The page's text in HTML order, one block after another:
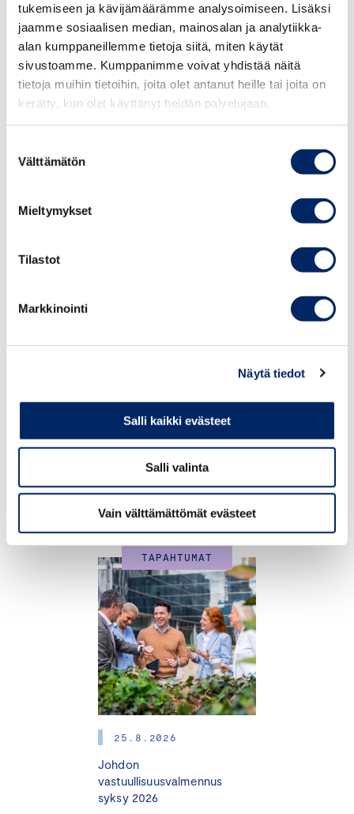
tukemiseen ja kävijämäärämme analysoimiseen. Lisäksi
jaamme sosiaalisen median, mainosalan ja analytiikka-
alan kumppaneillemme tietoja siitä, miten käytät
sivustoamme. Kumppanimme voivat yhdistää näitä
tietoja muihin tietoihin, joita olet antanut heille tai joita on
kerätty, kun olet käyttänyt heidän palvelujaan.
valinta
Välttämätön
Mieltymykset
Tilastot
Markkinointi
Näytä tiedot
Salli kaikki evästeet
Salli valinta
Vain välttämättömät evästeet
Päästölaskuri
Whistleblowing-Ilmoituskanava
Maailmanluokan työpaikka -merkki
Tietoisku on maksuton, mutta edellyttää
ennakkoilmoittautumista. Tietoiskussa on varattu aikaa
osallistujien kysymyksille. Osallistumislinkki toimitetaan
18.8.2026
UUSI Johdon inhimillisen
johtamisen verkosto
TAPAHTUMAT
25.8.2026
Johdon
vastuullisuusvalmennus
syksy 2026